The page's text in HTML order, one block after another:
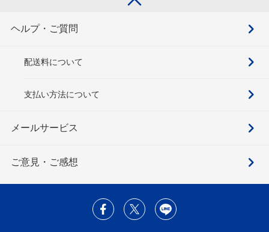
ヘルプ・ご質問
配送料について
支払い方法について
メールサービス
ご意見・ご感想